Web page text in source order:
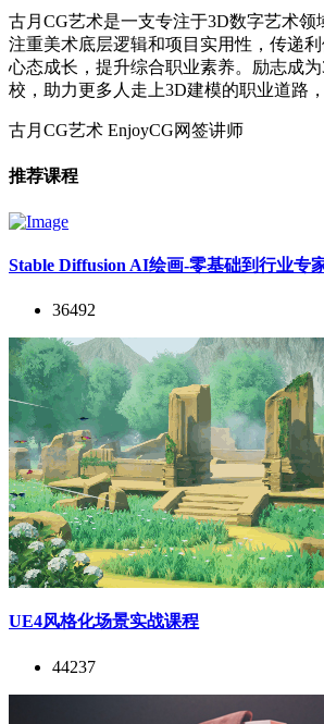
古月CG艺术是一支专注于3D数字艺术领
注重美术底层逻辑和项目实用性，传递
心态成长，提升综合职业素养。励志成
校，助力更多人走上3D建模的职业道路
古月CG艺术 EnjoyCG网签讲师
推荐课程
Stable Diffusion AI绘画-零基础到行业专
36492
UE4风格化场景实战课程
44237